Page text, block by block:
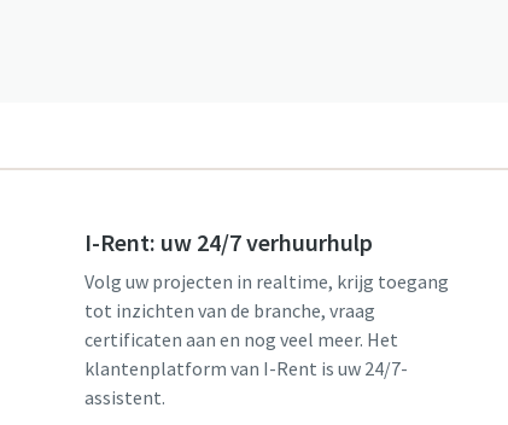
I-Rent: uw 24/7 verhuurhulp
Volg uw projecten in realtime, krijg toegang
tot inzichten van de branche, vraag
certificaten aan en nog veel meer. Het
klantenplatform van I-Rent is uw 24/7-
assistent.